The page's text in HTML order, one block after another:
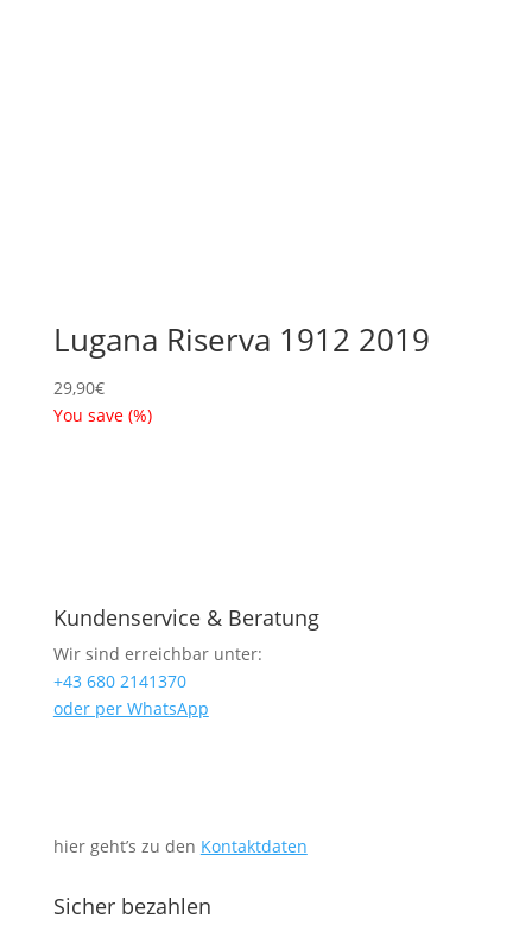
Lugana Riserva 1912 2019
29,90€
You save (%)
Kundenservice & Beratung
Wir sind erreichbar unter:
+43 680 2141370
oder per WhatsApp
hier geht’s zu den Kontaktdaten
Sicher bezahlen